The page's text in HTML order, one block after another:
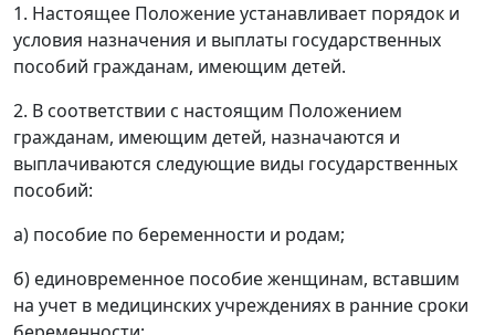
1. Настоящее Положение устанавливает порядок и
условия назначения и выплаты государственных
пособий гражданам, имеющим детей.
2. В соответствии с настоящим Положением
гражданам, имеющим детей, назначаются и
выплачиваются следующие виды государственных
пособий:
а) пособие по беременности и родам;
б) единовременное пособие женщинам, вставшим
на учет в медицинских учреждениях в ранние сроки